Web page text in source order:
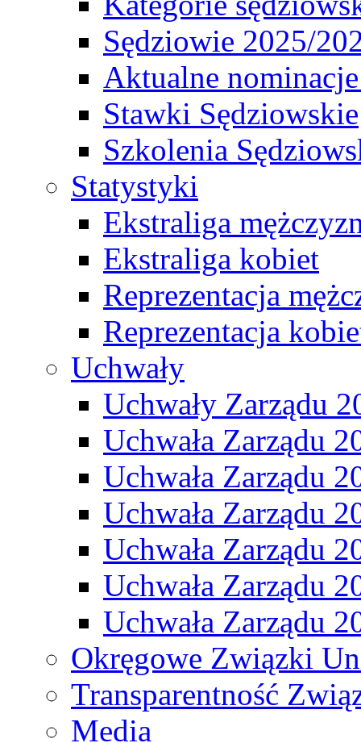
Sędziowie 2025/
Aktualne
Stawki Sędziowskie
Szkolenia
Statystyki
Ekstraliga
Ekstraliga kobiet
Reprezentacja
Reprezentacja
Uchwały
Uchwały Zarządu
Uchwała Zarządu
Uchwała Zarządu
Uchwała Zarządu
Uchwała Zarządu
Uchwała Zarządu
Uchwała Zarządu
Okręgowe Związki
Transparentność
Media